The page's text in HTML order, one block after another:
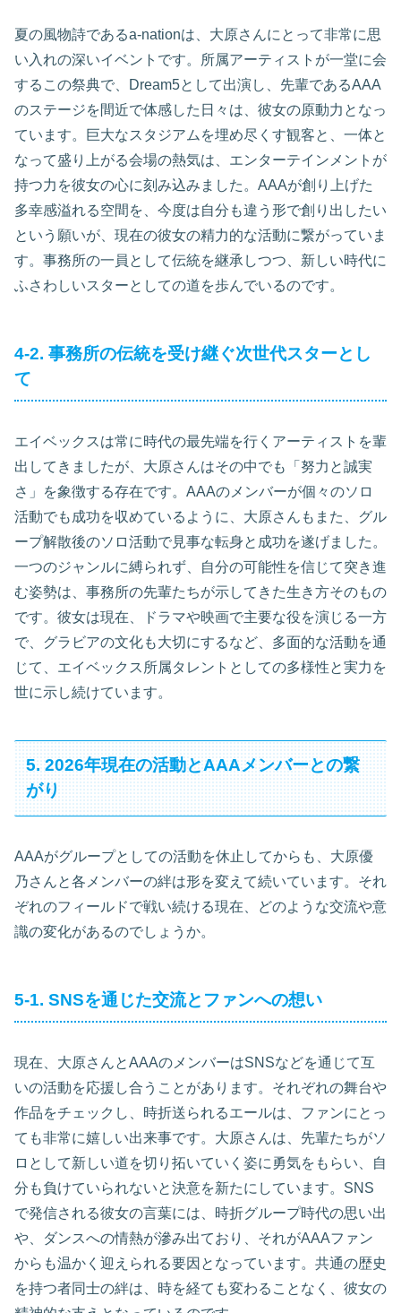
夏の風物詩であるa-nationは、大原さんにとって非常に思
い入れの深いイベントです。所属アーティストが一堂に会
するこの祭典で、Dream5として出演し、先輩であるAAA
のステージを間近で体感した日々は、彼女の原動力となっ
ています。巨大なスタジアムを埋め尽くす観客と、一体と
なって盛り上がる会場の熱気は、エンターテインメントが
持つ力を彼女の心に刻み込みました。AAAが創り上げた
多幸感溢れる空間を、今度は自分も違う形で創り出したい
という願いが、現在の彼女の精力的な活動に繋がっていま
す。事務所の一員として伝統を継承しつつ、新しい時代に
ふさわしいスターとしての道を歩んでいるのです。
4-2. 事務所の伝統を受け継ぐ次世代スターとし
て
エイベックスは常に時代の最先端を行くアーティストを輩
出してきましたが、大原さんはその中でも「努力と誠実
さ」を象徴する存在です。AAAのメンバーが個々のソロ
活動でも成功を収めているように、大原さんもまた、グル
ープ解散後のソロ活動で見事な転身と成功を遂げました。
一つのジャンルに縛られず、自分の可能性を信じて突き進
む姿勢は、事務所の先輩たちが示してきた生き方そのもの
です。彼女は現在、ドラマや映画で主要な役を演じる一方
で、グラビアの文化も大切にするなど、多面的な活動を通
じて、エイベックス所属タレントとしての多様性と実力を
世に示し続けています。
5. 2026年現在の活動とAAAメンバーとの繋
がり
AAAがグループとしての活動を休止してからも、大原優
乃さんと各メンバーの絆は形を変えて続いています。それ
ぞれのフィールドで戦い続ける現在、どのような交流や意
識の変化があるのでしょうか。
5-1. SNSを通じた交流とファンへの想い
現在、大原さんとAAAのメンバーはSNSなどを通じて互
いの活動を応援し合うことがあります。それぞれの舞台や
作品をチェックし、時折送られるエールは、ファンにとっ
ても非常に嬉しい出来事です。大原さんは、先輩たちがソ
ロとして新しい道を切り拓いていく姿に勇気をもらい、自
分も負けていられないと決意を新たにしています。SNS
で発信される彼女の言葉には、時折グループ時代の思い出
や、ダンスへの情熱が滲み出ており、それがAAAファン
からも温かく迎えられる要因となっています。共通の歴史
を持つ者同士の絆は、時を経ても変わることなく、彼女の